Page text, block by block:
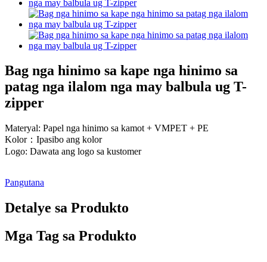
Bag nga hinimo sa kape nga hinimo sa
patag nga ilalom nga may balbula ug T-
zipper
Materyal: Papel nga hinimo sa kamot + VMPET + PE
Kolor：Ipasibo ang kolor
Logo: Dawata ang logo sa kustomer
Pangutana
Detalye sa Produkto
Mga Tag sa Produkto